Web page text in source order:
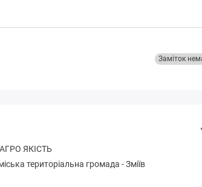
Заміток
ЯКІСТЬ
територіальна громада -Зміїв